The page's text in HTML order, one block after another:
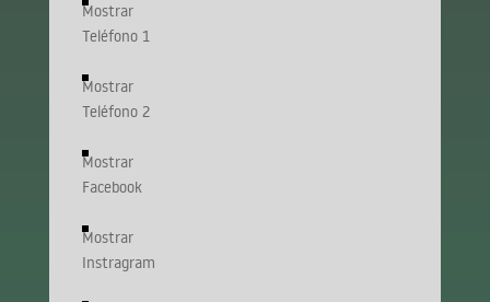
Mostrar
Teléfono 1
Mostrar
Teléfono 2
Mostrar
Facebook
Mostrar
Instragram